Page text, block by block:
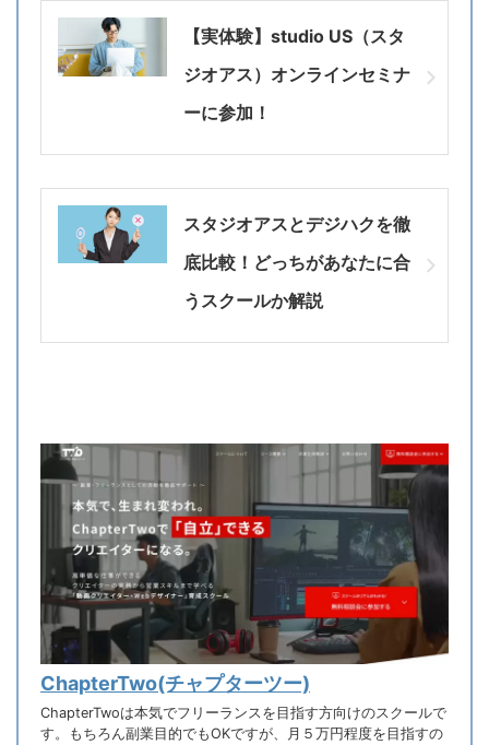
【実体験】studio US（スタ
ジオアス）オンラインセミナ
ーに参加！
スタジオアスとデジハクを徹
底比較！どっちがあなたに合
うスクールか解説
ChapterTwo(チャプターツー)
ChapterTwoは本気でフリーランスを目指す方向けのスクールで
す。もちろん副業目的でもOKですが、月５万円程度を目指すの